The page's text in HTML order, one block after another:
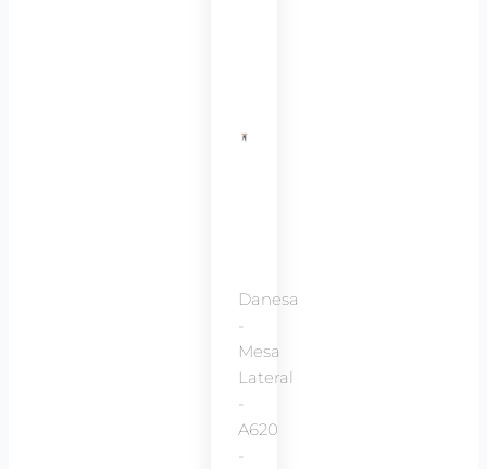
Danesa
-
Mesa
Lateral
-
A620
-